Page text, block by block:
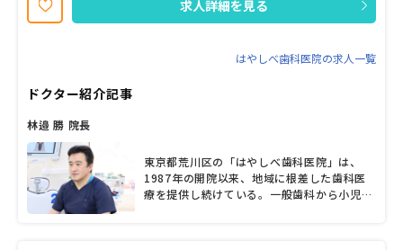
求人詳細を見る
はやしべ歯科医院の求人一覧
ドクター紹介記事
林邉 勝 院長
東京都荒川区の「はやしべ歯科医院」は、
1987年の開院以来、地域に根差した歯科医
療を提供し続けている。一般歯科から小児歯